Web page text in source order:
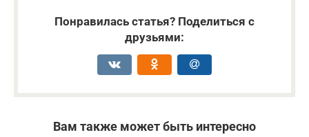
Понравилась статья? Поделиться с
друзьями:
Вам также может быть интересно